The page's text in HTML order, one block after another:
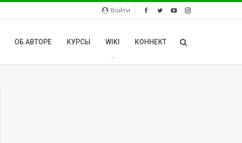
Войти
ОБ АВТОРЕ КУРСЫ WIKI КОННЕКТ